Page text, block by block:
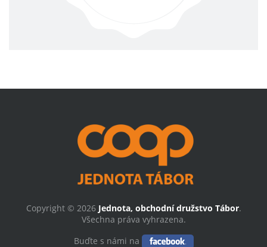
Copyright © 2026 Jednota, obchodní družstvo Tábor.
Všechna práva vyhrazena.
Buďte s námi na